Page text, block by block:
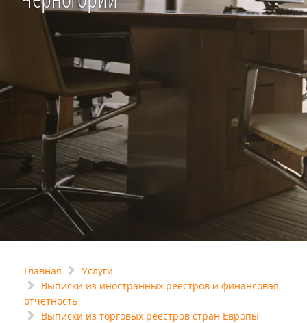
Главная
Услуги
Выписки из иностранных реестров и финансовая
отчетность
Выписки из торговых реестров стран Европы